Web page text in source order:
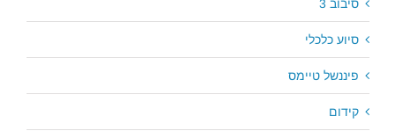
סיבוב 3
סיוע כלכלי
פיננשל טיימס
קידום